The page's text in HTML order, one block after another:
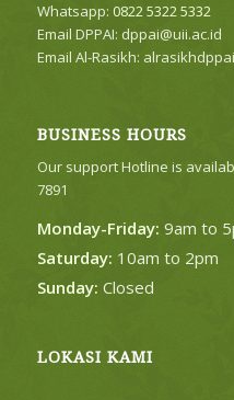
Whatsapp: 0822 5322 5332
Email DPPAI: dppai@uii.ac.id
Email Al-Rasikh:
BUSINESS HOURS
Our support Hotline is
7891
Monday-Friday: 9am to
Saturday: 10am to 2pm
Sunday: Closed
LOKASI KAMI